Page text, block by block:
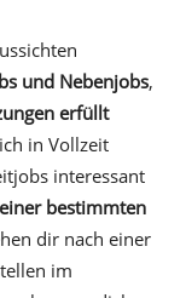
und Nebenjobs,
erfüllt
in Vollzeit
interessant
bestimmten
dir nach einer
im